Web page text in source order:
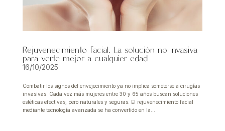
Rejuvenecimiento facial. La solución no invasiva
para verte mejor a cualquier edad
16/10/2025
Combatir los signos del envejecimiento ya no implica someterse a cirugías
invasivas. Cada vez más mujeres entre 30 y 65 años buscan soluciones
estéticas efectivas, pero naturales y seguras. El rejuvenecimiento facial
mediante tecnología avanzada se ha convertido en la...